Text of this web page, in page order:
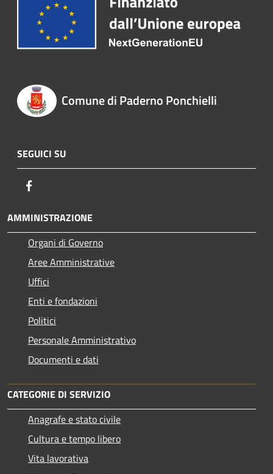
Comune di Paderno Ponchielli
SEGUICI SU
AMMINISTRAZIONE
Organi di Governo
Aree Amministrative
Uffici
Enti e fondazioni
Politici
Personale Amministrativo
Documenti e dati
CATEGORIE DI SERVIZIO
Anagrafe e stato civile
Cultura e tempo libero
Vita lavorativa